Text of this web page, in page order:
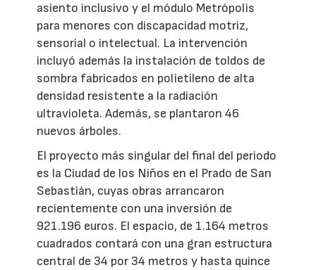
asiento inclusivo y el módulo Metrópolis
para menores con discapacidad motriz,
sensorial o intelectual. La intervención
incluyó además la instalación de toldos de
sombra fabricados en polietileno de alta
densidad resistente a la radiación
ultravioleta. Además, se plantaron 46
nuevos árboles.
El proyecto más singular del final del periodo
es la Ciudad de los Niños en el Prado de San
Sebastián, cuyas obras arrancaron
recientemente con una inversión de
921.196 euros. El espacio, de 1.164 metros
cuadrados contará con una gran estructura
central de 34 por 34 metros y hasta quince